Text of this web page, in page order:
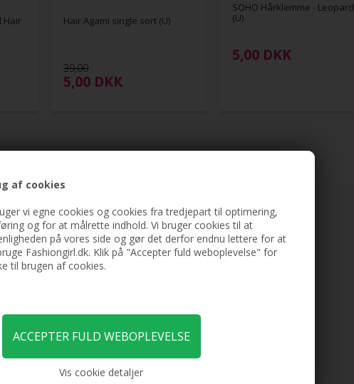
af cookies
vi egne cookies og cookies fra tredjepart til optimering,
og for at målrette indhold. Vi bruger cookies til at
på vores side og gør det derfor endnu lettere for at
Fashiongirl.dk. Klik på "Accepter fuld weboplevelse" for
til brugen af cookies.
Vis cookie detaljer
Hair
Hair Agami single sort (U)
39,00
5,00 DKK
SOHO Hårklemme - Leopard
(U)
5,00 DKK